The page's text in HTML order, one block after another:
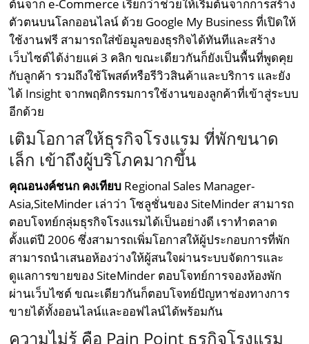
ต้นจาก e-Commerce เรียกว่าช่วยให้เริ่มต้นจากการสร้าง
ตัวตนบนโลกออนไลน์ ด้วย Google My Business ที่เปิดให้
ใช้งานฟรี สามารถใส่ข้อมูลของธุรกิจได้ทันทีและสร้าง
เว็บไซต์ได้ง่ายแค่ 3 คลิก ขณะเดียวกันก็ยังเป็นพื้นที่พูดคุย
กับลูกค้า รวมถึงใช้โพสต์หรือรีวิวสินค้าและบริการ และยัง
ได้ Insight จากพฤติกรรมการใช้งานของลูกค้าที่เข้าสู่ระบบ
อีกด้วย
เติมโอกาสให้ธุรกิจโรงแรม ที่พักขนาด
เล็ก เข้าถึงผู้บริโภคมากขึ้น
คุณอนงค์ชนก คงเทียบ Regional Sales Manager-
Asia,SiteMinder เล่าว่า โซลูชั่นของ SiteMinder สามารถ
ตอบโจทย์กลุ่มธุรกิจโรงแรมได้เป็นอย่างดี เราทำตลาด
ตั้งแต่ปี 2006 ซึ่งสามารถเพิ่มโอกาสให้ผู้ประกอบการที่พัก
สามารถนำเสนอห้องว่างให้ผู้สนใจผ่านระบบจัดการและ
ดูแลการขายของ SiteMinder ตอบโจทย์การจองห้องพัก
ผ่านเว็บไซต์ ขณะเดียวกันก็ตอบโจทย์ปัญหาช่องทางการ
ขายได้ทั้งออนไลน์และออฟไลน์ได้พร้อมกัน
ความไม่รู้ คือ Pain Point ธุรกิจโรงแรม